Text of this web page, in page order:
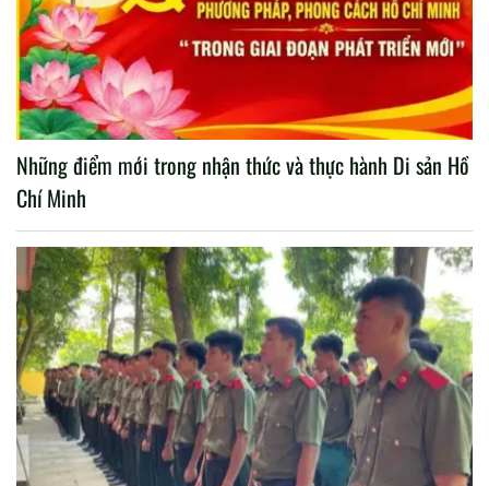
Những điểm mới trong nhận thức và thực hành Di sản Hồ
Chí Minh